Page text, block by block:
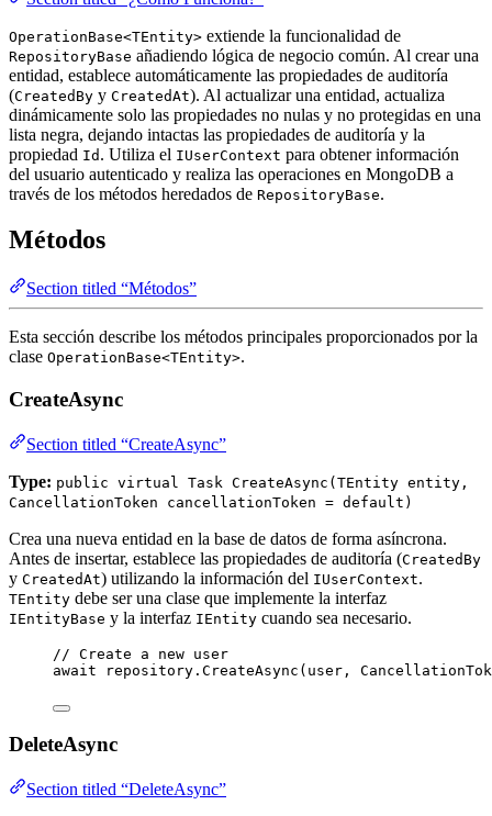
OperationBase<TEntity> extiende la funcionalidad de
RepositoryBase añadiendo lógica de negocio común. Al crear una
entidad, establece automáticamente las propiedades de auditoría
(CreatedBy y CreatedAt). Al actualizar una entidad, actualiza
dinámicamente solo las propiedades no nulas y no protegidas en una
lista negra, dejando intactas las propiedades de auditoría y la
propiedad Id . Utiliza el IUserContext para obtener información
del usuario autenticado y realiza las operaciones en MongoDB a
través de los métodos heredados de RepositoryBase.
Métodos
Section titled “Métodos”
Esta sección describe los métodos principales proporcionados por la
clase OperationBase<TEntity>.
CreateAsync
Section titled “CreateAsync”
Type: public virtual Task CreateAsync(TEntity entity,
CancellationToken cancellationToken = default)
Crea una nueva entidad en la base de datos de forma asíncrona.
Antes de insertar, establece las propiedades de auditoría (CreatedBy
y CreatedAt) utilizando la información del IUserContext.
TEntity debe ser una clase que implemente la interfaz
IEntityBase y la interfaz IEntity cuando sea necesario.
// Create a new user
await
repository . CreateAsync (user,
DeleteAsync
Section titled “DeleteAsync”